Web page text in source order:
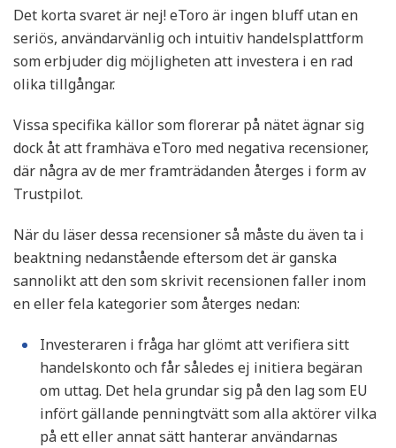
Det korta svaret är nej! eToro är ingen bluff utan en
seriös, användarvänlig och intuitiv handelsplattform
som erbjuder dig möjligheten att investera i en rad
olika tillgångar.
Vissa specifika källor som florerar på nätet ägnar sig
dock åt att framhäva eToro med negativa recensioner,
där några av de mer framträdanden återges i form av
Trustpilot.
När du läser dessa recensioner så måste du även ta i
beaktning nedanstående eftersom det är ganska
sannolikt att den som skrivit recensionen faller inom
en eller fela kategorier som återges nedan:
Investeraren i fråga har glömt att verifiera sitt
handelskonto och får således ej initiera begäran
om uttag. Det hela grundar sig på den lag som EU
infört gällande penningtvätt som alla aktörer vilka
på ett eller annat sätt hanterar användarnas